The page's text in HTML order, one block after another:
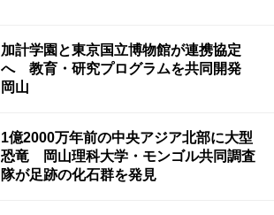
加計学園と東京国立博物館が連携協定
へ 教育・研究プログラムを共同開発
岡山
1億2000万年前の中央アジア北部に大型
恐竜 岡山理科大学・モンゴル共同調査
隊が足跡の化石群を発見